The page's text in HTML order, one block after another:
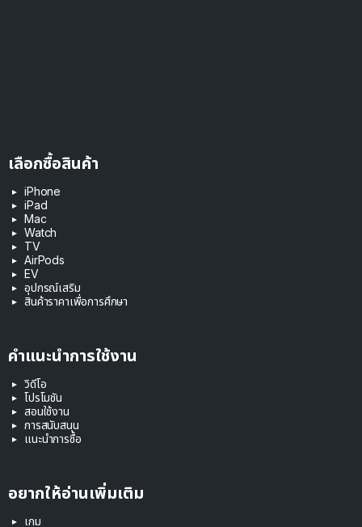
เลือกซื้อสินค้า
iPhone
iPad
Mac
Watch
TV
AirPods
EV
อุปกรณ์เสริม
สินค้าราคาเพื่อการศึกษา
คำแนะนำการใช้งาน
วิดีโอ
โปรโมชัน
สอนใช้งาน
การสนับสนุน
แนะนำการซื้อ
อยากให้อ่านเพิ่มเติม
เกม